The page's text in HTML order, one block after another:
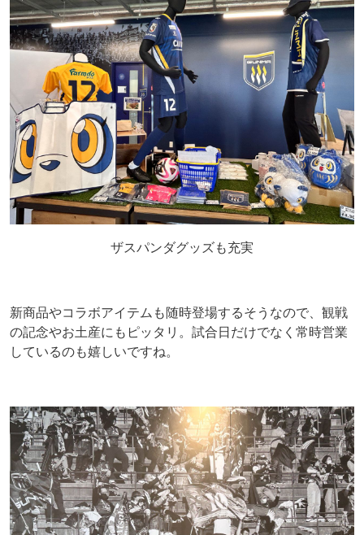
ザスパンダグッズも充実
新商品やコラボアイテムも随時登場するそうなので、観戦
の記念やお土産にもピッタリ。試合日だけでなく常時営業
しているのも嬉しいですね。